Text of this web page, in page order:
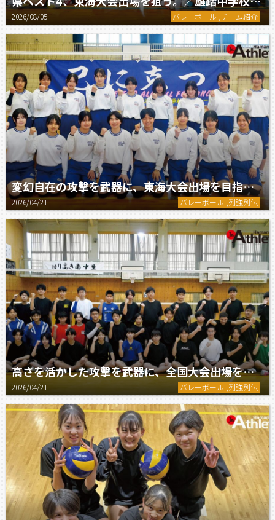
2026/08/05 バレーボール ,チーム紹介
変幻自在の攻撃を武器に、東海大会出場を目指す。／浜北北部中学校女子バレーボール部
2026/04/21 バレーボール ,列強列伝
高さを活かした攻撃を武器に、全国大会出場を目指す。／南部中学校男子バレーボール部
2026/04/21 バレーボール ,列強列伝